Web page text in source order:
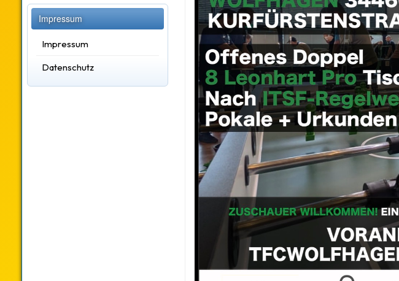
Impressum
Impressum
Datenschutz